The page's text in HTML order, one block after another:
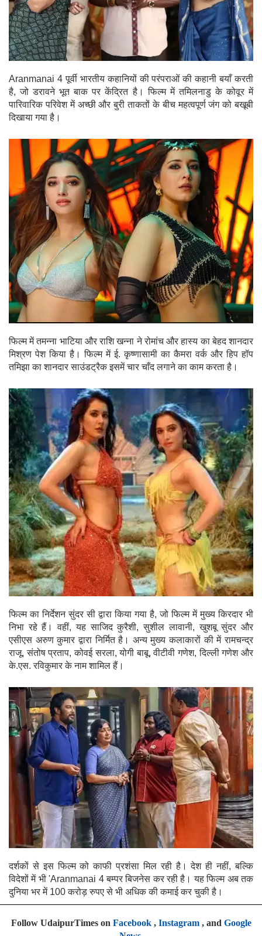
Aranmanai 4 पूर्वी भारतीय कहानियों की परंपराओं की कहानी बयाँ करती
है, जो डरावने भूत बाक पर केंद्रित है। फिल्म में तमिलनाडु के कोवूर में
पारिवारिक परिवेश में अच्छी और बुरी ताकतों के बीच महत्वपूर्ण जंग को बखूबी
दिखाया गया है।
फिल्म में तमन्ना भाटिया और राशि खन्ना ने रोमांच और हास्य का बेहद शानदार
मिश्रण पेश किया है। फिल्म में ई. कृष्णासामी का कैमरा वर्क और हिप हॉप
तमिझा का शानदार साउंडट्रैक इसमें चार चाँद लगाने का काम करता है।
फिल्म का निर्देशन सुंदर सी द्वारा किया गया है, जो फिल्म में मुख्य किरदार भी
निभा रहे हैं। वहीं, यह साजिद कुरैशी, सुशील लावानी, खुशबू सुंदर और
एसीएस अरुण कुमार द्वारा निर्मित है। अन्य मुख्य कलाकारों की में रामचन्द्र
राजू, संतोष प्रताप, कोवई सरला, योगी बाबू, वीटीवी गणेश, दिल्ली गणेश और
के.एस. रविकुमार के नाम शामिल हैं।
दर्शकों से इस फिल्म को काफी प्रशंसा मिल रही है। देश ही नहीं, बल्कि
विदेशों में भी 'Aranmanai 4 बम्पर बिजनेस कर रही है। यह फिल्म अब तक
दुनिया भर में 100 करोड़ रुपए से भी अधिक की कमाई कर चुकी है।
Follow UdaipurTimes on Facebook, Instagram, and Google